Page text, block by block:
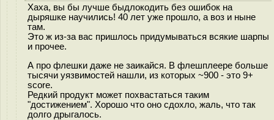
Хаха, вы бы лучше быдлокодить без ошибок на
дыряшке научились! 40 лет уже прошло, а воз и ныне
там.
Это ж из-за вас пришлось придумываться всякие шарпы
и прочее.
А про флешки даже не заикайся. В флешплеере больше
тысячи уязвимостей нашли, из которых ~900 - это 9+
score.
Редкий продукт может похвастаться таким
"достижением". Хорошо что оно сдохло, жаль, что так
долго дрыгалось.